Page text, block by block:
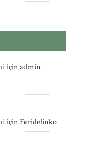
içinadmin
içinFeridelinko